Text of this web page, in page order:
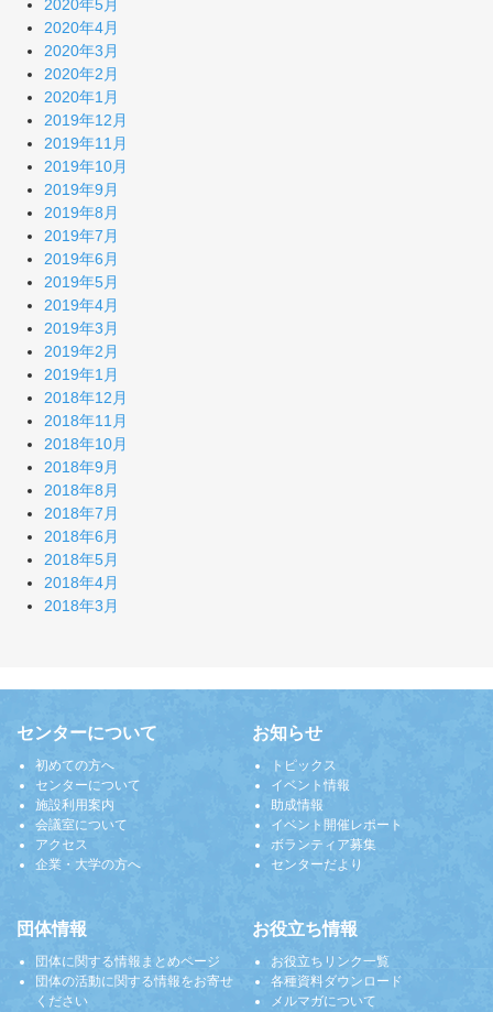
2020年5月
2020年4月
2020年3月
2020年2月
2020年1月
2019年12月
2019年11月
2019年10月
2019年9月
2019年8月
2019年7月
2019年6月
2019年5月
2019年4月
2019年3月
2019年2月
2019年1月
2018年12月
2018年11月
2018年10月
2018年9月
2018年8月
2018年7月
2018年6月
2018年5月
2018年4月
2018年3月
センターについて
初めての方へ
センターについて
施設利用案内
会議室について
アクセス
企業・大学の方へ
お知らせ
トピックス
イベント情報
助成情報
イベント開催レポート
ボランティア募集
センターだより
団体情報
団体に関する情報まとめページ
団体の活動に関する情報をお寄せ
ください
お役立ち情報
お役立ちリンク一覧
各種資料ダウンロード
メルマガについて